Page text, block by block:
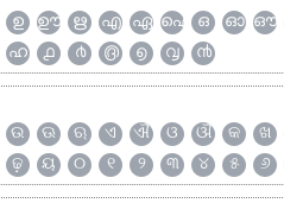
ഉ ഊ ഋ എ ഏ ഐ ഒ ഓ ഔ
ഹ ൧ ൪ ൫ ൭ ൮ ൯
ଉ ଊ ଋ ଏ ଐ ଓ ଔ କ ଖ
ଢ଼ ୟ ୦ ୧ ୨ ୩ ୪ ୫ ୬